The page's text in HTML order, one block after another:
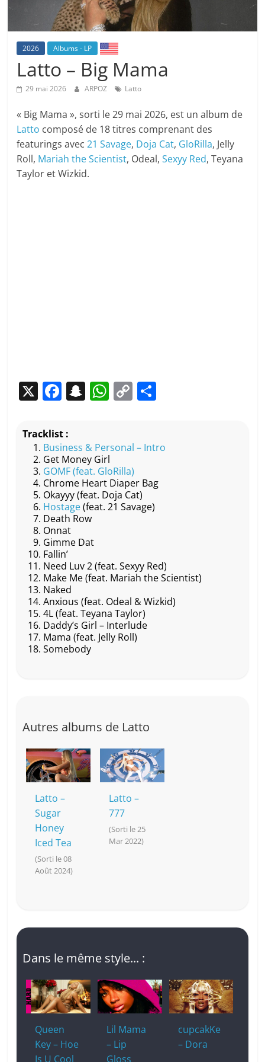
2026 Albums - LP
Latto – Big Mama
29 mai 2026 ARPOZ Latto
« Big Mama », sorti le 29 mai 2026, est un album de
Latto composé de 18 titres comprenant des
featurings avec21 Savage, Doja Cat, GloRilla, Jelly
Roll, Mariah the Scientist, Odeal,Sexyy Red, Teyana
Taylor et Wizkid.
X F
c
e
b
o
o
k
S
p
c
h
at
W
s
A
p
p
C
y
Li
n
k
g
Tracklist :
Business & Personal – Intro
Get Money Girl
GOMF (feat. GloRilla)
Chrome Heart Diaper Bag
Okayyy (feat. Doja Cat)
Hostage(feat. 21 Savage)
Death Row
Onnat
Gimme Dat
Fallin’
Need Luv 2 (feat. Sexyy Red)
Make Me (feat. Mariah the Scientist)
Naked
Anxious (feat. Odeal & Wizkid)
4L (feat. Teyana Taylor)
Daddy’s Girl – Interlude
Mama (feat. Jelly Roll)
Somebody
Autres albums de Latto
Latto –
Sugar
Honey
Iced Tea
(Sorti le 08
Août 2024)
Latto –
777
(Sorti le 25
Mar 2022)
Dans le même style... :
Queen
Key – Hoe
Is U Cool
Lil Mama
– Lip
Gloss
cupcakKe
– Dora